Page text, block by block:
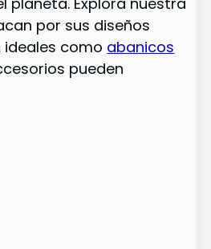
por sus diseños
como abanicos
pueden